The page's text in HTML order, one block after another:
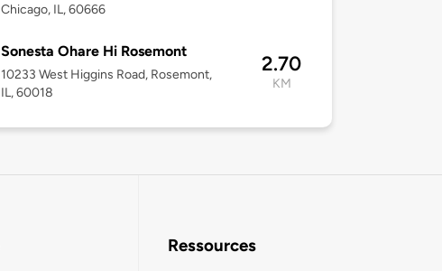
Chicago, IL, 60666
Sonesta Ohare Hi Rosemont
10233 West Higgins Road, Rosemont,
IL, 60018
2.70
KM
Ressources